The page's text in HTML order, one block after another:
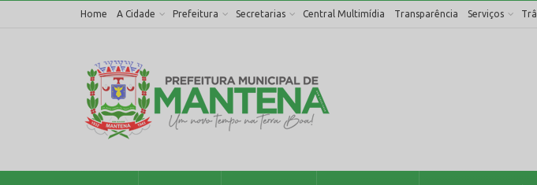
Home A Cidade Prefeitura Secretarias Central Multimídia Transparência Serviços